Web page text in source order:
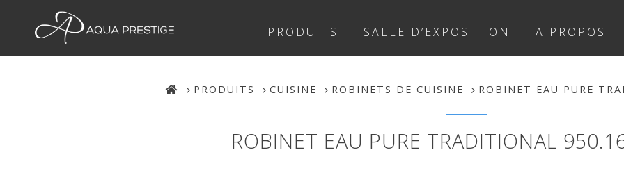
PRODUITS SALLE D’EXPOSITION A PROPOS
PRODUITS CUISINE ROBINETS DE CUISINE ROBINET EAU PURE
ROBINET EAU PURE TRADITIONAL